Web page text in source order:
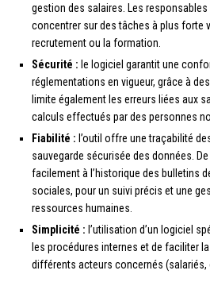
gestion des salaires. Les responsables
concentrer sur des tâches à plus forte
recrutement ou la formation.
Sécurité : le logiciel garantit une
réglementations en vigueur, grâce à
limite également les erreurs liées aux
calculs effectués par des personnes
Fiabilité : l’outil offre une traçabilité
sauvegarde sécurisée des données.
facilement à l’historique des bulletins
sociales, pour un suivi précis et une
ressources humaines.
Simplicité : l’utilisation d’un logiciel
les procédures internes et de faciliter
différents acteurs concernés